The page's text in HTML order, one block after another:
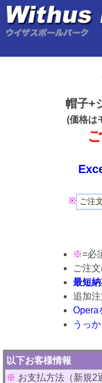
帽子+
(価格は
※
※=必
ご注
最短納
追加
Opera
うっ
以下お客様情報
※ お支払方法（新規2